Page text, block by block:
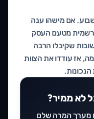
אם מישהו ענה
רשמית מטעם העסק
שקיבלו הרבה
אז עודדו את הצוות
לא ממיר?
מערך המרה שלם